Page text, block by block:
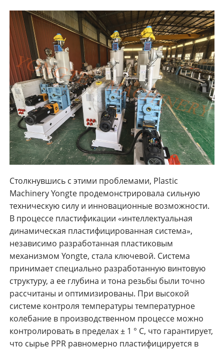
Столкнувшись с этими проблемами, Plastic
Machinery Yongte продемонстрировала сильную
техническую силу и инновационные возможности.
В процессе пластификации «интеллектуальная
динамическая пластифицированная система»,
независимо разработанная пластиковым
механизмом Yongte, стала ключевой. Система
принимает специально разработанную винтовую
структуру, а ее глубина и тона резьбы были точно
рассчитаны и оптимизированы. При высокой
системе контроля температуры температурное
колебание в производственном процессе можно
контролировать в пределах ± 1 ° C, что гарантирует,
что сырье PPR равномерно пластифицируется в